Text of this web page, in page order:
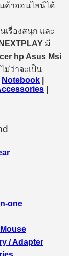
ค้าออนไลน์ได้
เรื่องสนุก และ
NEXTPLAY มี
hp Asus Msi
ม่ว่าจะเป็น
Notebook
one
/ Adapter